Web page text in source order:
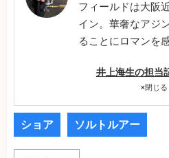
フィールドは大阪
イン。華奢なアジ
ることにロマンを
井上海生の担当
×閉じる
ショア ソルトルアー